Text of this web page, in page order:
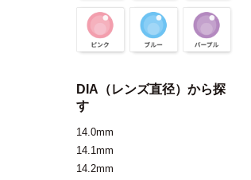
DIA（レンズ直径）から探
す
14.0mm
14.1mm
14.2mm